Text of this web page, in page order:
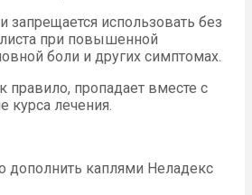
запрещается использовать без
при повышенной
боли и других симптомах.
правило, пропадает вместе с
курса лечения.
каплями Неладекс